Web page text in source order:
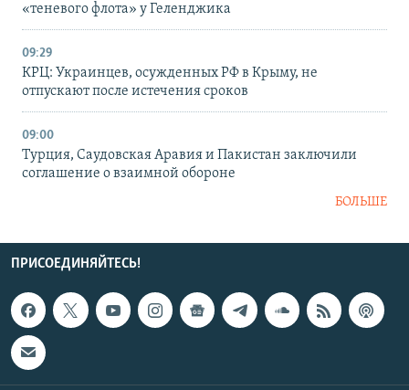
«теневого флота» у Геленджика
09:29
КРЦ: Украинцев, осужденных РФ в Крыму, не
отпускают после истечения сроков
09:00
Турция, Саудовская Аравия и Пакистан заключили
соглашение о взаимной обороне
БОЛЬШЕ
ПРИСОЕДИНЯЙТЕСЬ!